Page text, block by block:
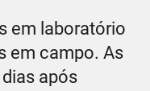
em laboratório
em campo. As
após